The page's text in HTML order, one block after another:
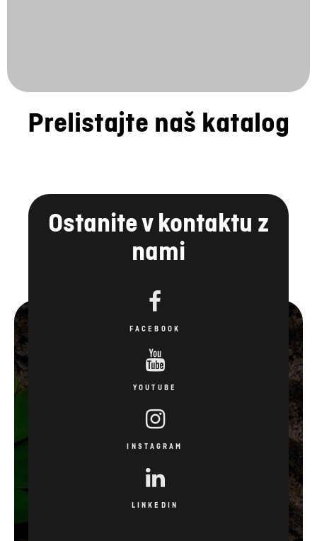
Prelistajte naš katalog
Ostanite v kontaktu z
nami
FACEBOOK
YOUTUBE
INSTAGRAM
LINKEDIN